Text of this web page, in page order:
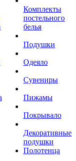
Комплекты
постельного
белья
Подушки
Одеяло
Сувениры
Пижамы
Покрывало
Декоративные
подушки
Полотенца